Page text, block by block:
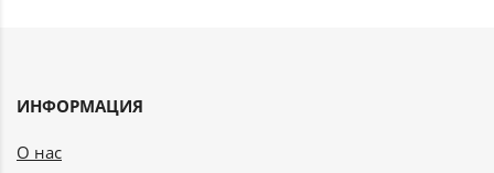
ИНФОРМАЦИЯ
О нас